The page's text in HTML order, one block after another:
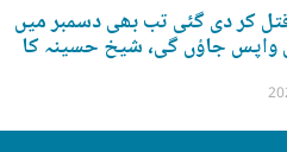
قتل کر دی گئی تب بھی دسمبر میں
واپس جاؤں گی، شیخ حسینہ کا